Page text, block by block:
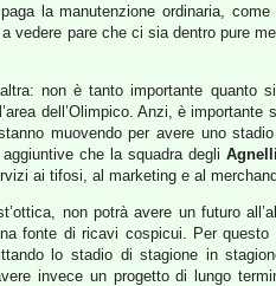
la manutenzione ordinaria,
vedere pare che ci sia dentro pure
non è tanto importante
dell’Olimpico. Anzi, è
muovendo per avere uno
che la squadra degli
ai tifosi, al marketing e al
non potrà avere un futuro
fonte di ricavi cospicui. Per
lo stadio di stagione in
invece un progetto di lungo